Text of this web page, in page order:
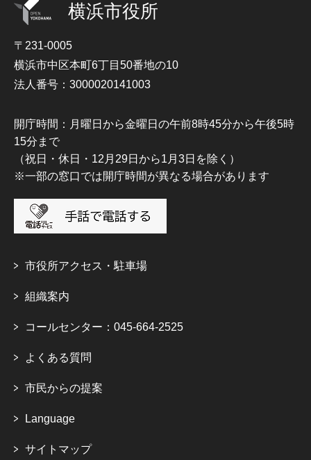
横浜市役所
〒231-0005
横浜市中区本町6丁目50番地の10
法人番号：3000020141003
開庁時間：月曜日から金曜日の午前8時45分から午後5時
15分まで
（祝日・休日・12月29日から1月3日を除く）
※一部の窓口では開庁時間が異なる場合があります
市役所アクセス・駐車場
組織案内
コールセンター：045-664-2525
よくある質問
市民からの提案
Language
サイトマップ